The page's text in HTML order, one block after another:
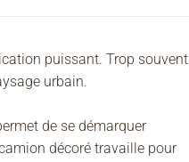
puissant. Trop souvent
urbain.
de se démarquer
décoré travaille pour